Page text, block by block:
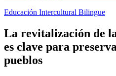
Educación Intercultural Bilingue
La revitalización de
es clave para
pueblos